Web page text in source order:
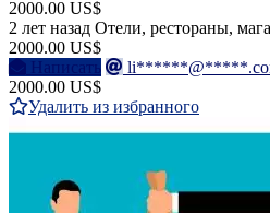
2000.00 US$
2 лет назад Отели, рестораны,
2000.00 US$
Написать
2000.00 US$
Удалить из избранного